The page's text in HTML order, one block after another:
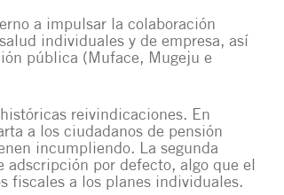
a impulsar la colaboración
individuales y de empresa, así
pública (Muface, Mugeju e
reivindicaciones. En
a los ciudadanos de pensión
incumpliendo. La segunda
adscripción por defecto, algo que el
fiscales a los planes individuales.